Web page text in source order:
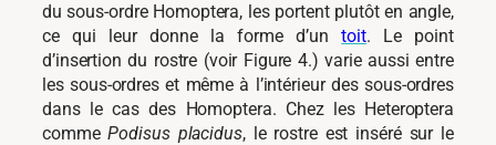
du sous-ordre Homoptera, les portent plutôt en angle,
ce qui leur donne la forme d’untoit. Le point
d’insertion du rostre (voir Figure 4.) varie aussi entre
les sous-ordres et même à l’intérieur des sous-ordres
dans le cas des Homoptera. Chez les Heteroptera
commePodisus placidus, le rostre est inséré sur le